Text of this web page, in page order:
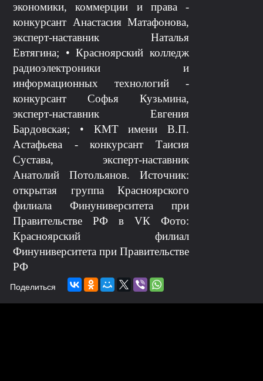
экономики, коммерции и права -
конкурсант Анастасия Матафонова,
эксперт-наставник Наталья
Евтягина; • Красноярский колледж
радиоэлектроники и
информационных технологий -
конкурсант Софья Кузьмина,
эксперт-наставник Евгения
Бардовская; • КМТ имени В.П.
Астафьева - конкурсант Таисия
Сустава, эксперт-наставник
Анатолий Потольянов. Источник:
открытая группа Красноярского
филиала Финуниверситета при
Правительстве РФ в VК Фото:
Красноярский филиал
Финуниверситета при Правительстве
РФ
Поделиться